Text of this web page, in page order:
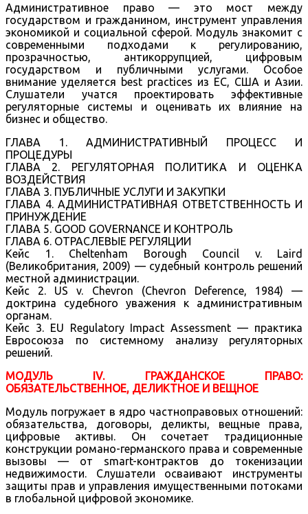
Административное право — это мост между
государством и гражданином, инструмент управления
экономикой и социальной сферой. Модуль знакомит с
современными подходами к регулированию,
прозрачностью, антикоррупцией, цифровым
государством и публичными услугами. Особое
внимание уделяется best practices из ЕС, США и Азии.
Слушатели учатся проектировать эффективные
регуляторные системы и оценивать их влияние на
бизнес и общество.
ГЛАВА 1. АДМИНИСТРАТИВНЫЙ ПРОЦЕСС И
ПРОЦЕДУРЫ
ГЛАВА 2. РЕГУЛЯТОРНАЯ ПОЛИТИКА И ОЦЕНКА
ВОЗДЕЙСТВИЯ
ГЛАВА 3. ПУБЛИЧНЫЕ УСЛУГИ И ЗАКУПКИ
ГЛАВА 4. АДМИНИСТРАТИВНАЯ ОТВЕТСТВЕННОСТЬ И
ПРИНУЖДЕНИЕ
ГЛАВА 5. GOOD GOVERNANCE И КОНТРОЛЬ
ГЛАВА 6. ОТРАСЛЕВЫЕ РЕГУЛЯЦИИ
Кейс 1. Cheltenham Borough Council v. Laird
(Великобритания, 2009) — судебный контроль решений
местной администрации.
Кейс 2. US v. Chevron (Chevron Deference, 1984) —
доктрина судебного уважения к административным
органам.
Кейс 3. EU Regulatory Impact Assessment — практика
Евросоюза по системному анализу регуляторных
решений.
МОДУЛЬ IV. ГРАЖДАНСКОЕ ПРАВО:
ОБЯЗАТЕЛЬСТВЕННОЕ, ДЕЛИКТНОЕ И ВЕЩНОЕ
Модуль погружает в ядро частноправовых отношений:
обязательства, договоры, деликты, вещные права,
цифровые активы. Он сочетает традиционные
конструкции романо-германского права и современные
вызовы — от smart-контрактов до токенизации
недвижимости. Слушатели осваивают инструменты
защиты прав и управления имущественными потоками
в глобальной цифровой экономике.